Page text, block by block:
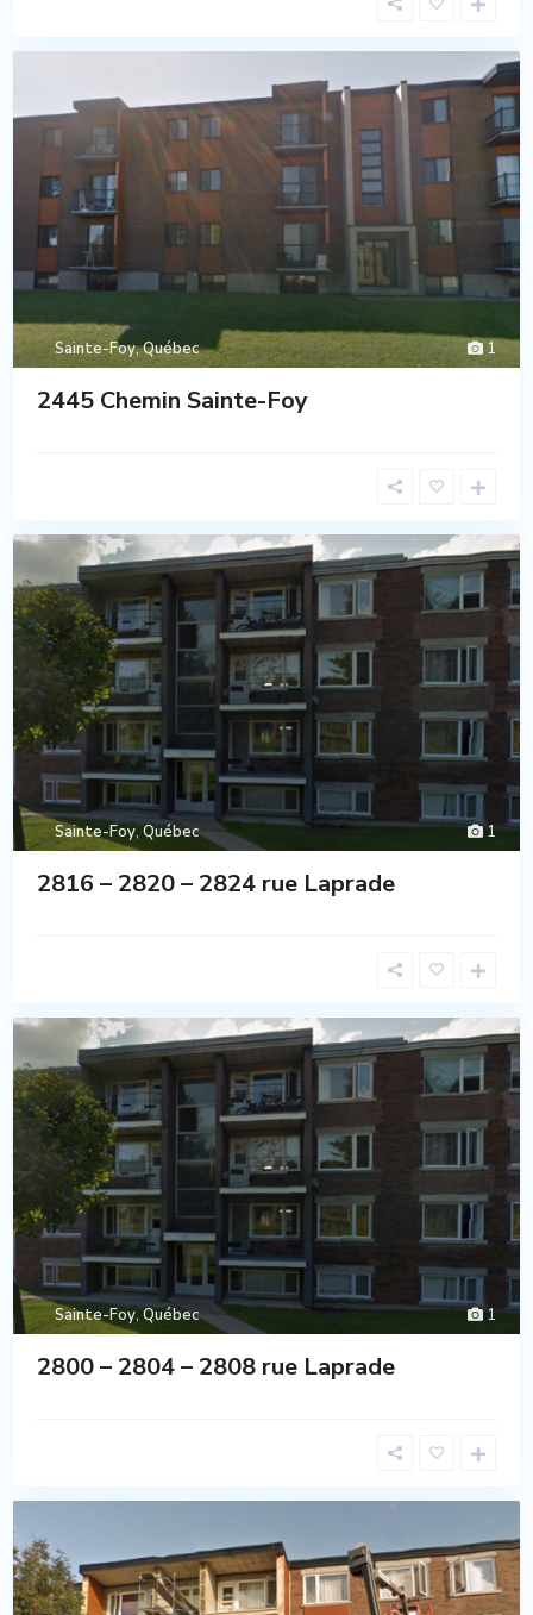
1
Sainte-Foy,Québec
2445 Chemin Sainte-Foy
1
Sainte-Foy,Québec
2816 – 2820 – 2824 rue Laprade
1
Sainte-Foy, Québec
2800 – 2804 – 2808 rue Laprade